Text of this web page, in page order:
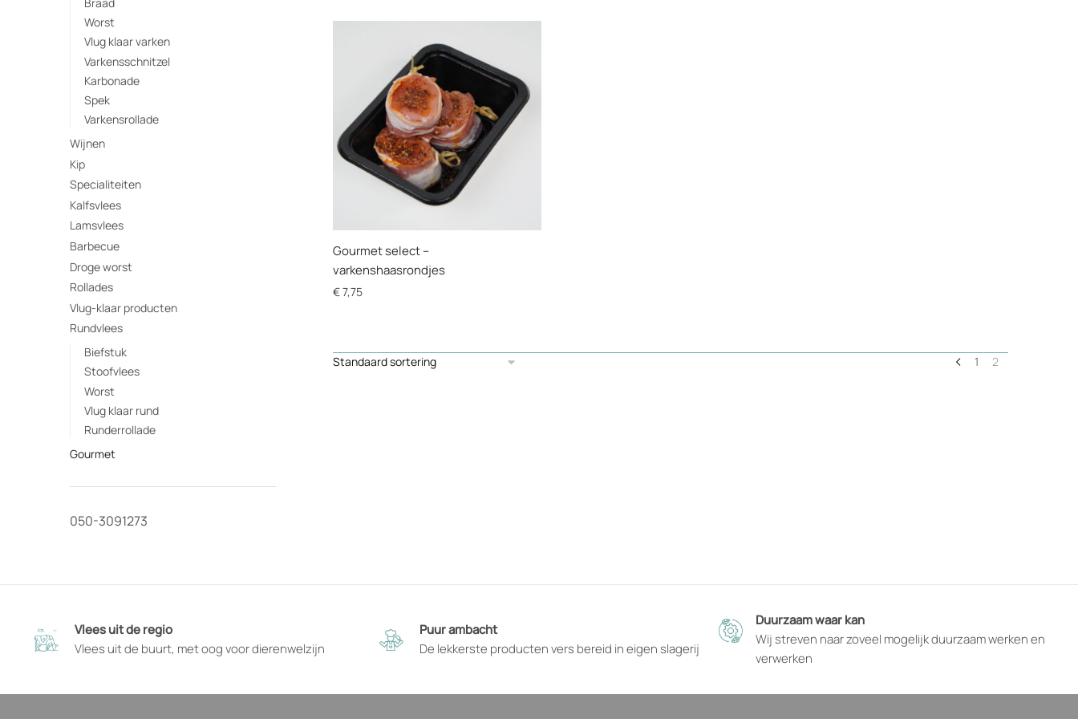
Gourmet select –
varkenshaasrondjes
€7,75
heeft
1 2
Worst
Vlug klaar varken
Varkensschnitzel
Karbonade
Spek
Varkensrollade
Wijnen
Kip
Specialiteiten
Kalfsvlees
Lamsvlees
Barbecue
Droge worst
Rollades
Vlug-klaar producten
Rundvlees
Biefstuk
Stoofvlees
Worst
Vlug klaar rund
Runderrollade
Gourmet
050-3091273
Vlees uit de regio
Vlees uit de buurt, met oog voor dierenwelzijn
Puur ambacht
De lekkerste producten vers bereid in eigen slagerij
Duurzaam waar kan
Wij streven naar zoveel mogelijk duurzaam werken en
verwerken